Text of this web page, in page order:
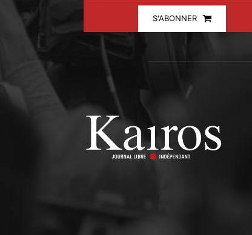
S'ABONNER